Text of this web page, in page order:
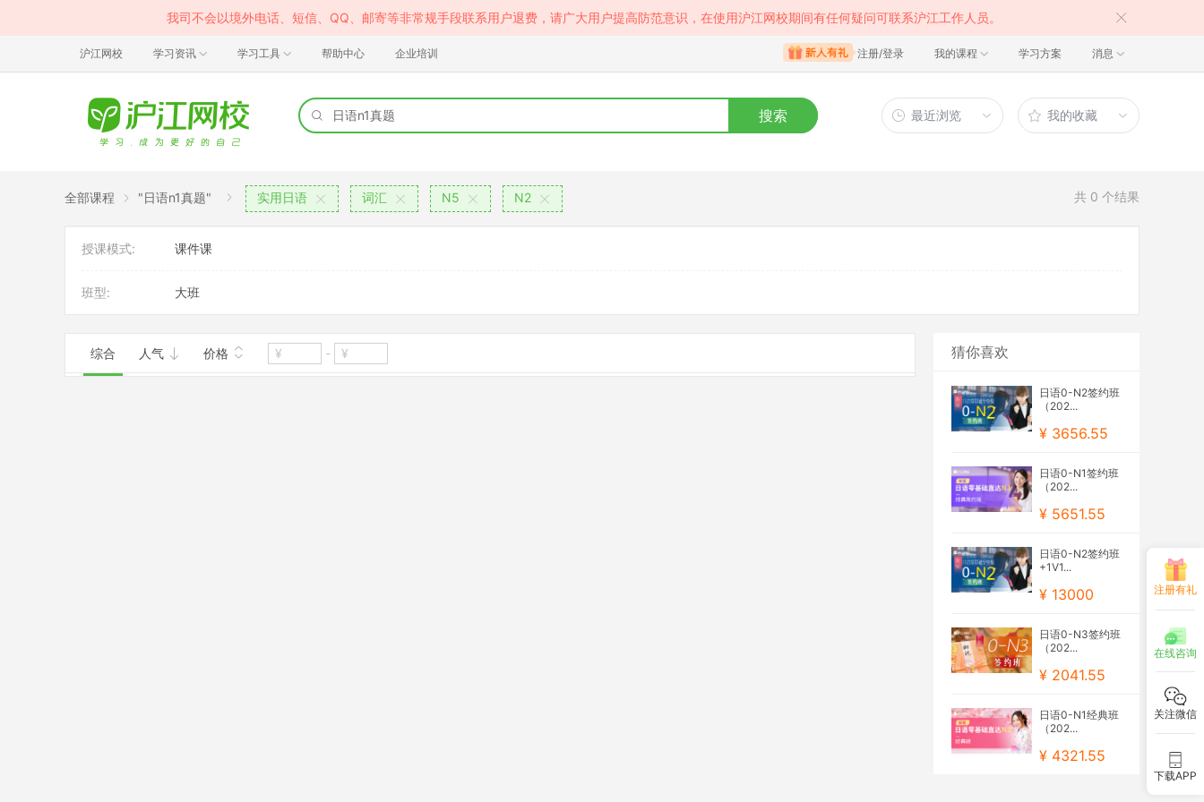
我司不会以境外电话、短信、QQ、邮寄等非常规手段联系用户退费，请广大用户提高防范意识，在使用沪江网校期间有任何疑问可联系沪江工作人员。
沪江网校 学习资讯 学习工具 帮助中心 企业培训 注册/登录 我的课程 学习方案 消息
搜索 最近浏览 我的收藏
全部课程 "日语n1真题" 实用日语 词汇 N5 N2 共 0 个结果
授课模式: 课件课
班型: 大班
综合 人气 价格 - 猜你喜欢
日语0-N2签约班
（202...
¥ 3656.55
日语0-N1签约班
（202...
¥ 5651.55
日语0-N2签约班
+1V1...
¥ 13000
日语0-N3签约班
（202...
¥ 2041.55
日语0-N1经典班
（202...
¥ 4321.55
注册有礼
在线咨询
关注微信
下载APP